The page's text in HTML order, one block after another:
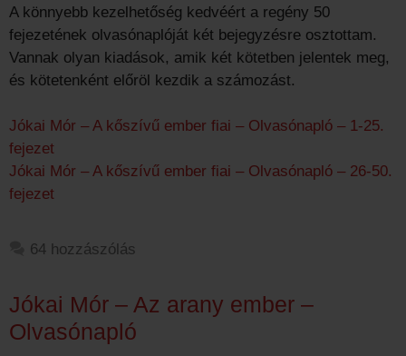
A könnyebb kezelhetőség kedvéért a regény 50
fejezetének olvasónaplóját két bejegyzésre osztottam.
Vannak olyan kiadások, amik két kötetben jelentek meg,
és kötetenként előröl kezdik a számozást.
Jókai Mór – A kőszívű ember fiai – Olvasónapló – 1-25.
fejezet
Jókai Mór – A kőszívű ember fiai – Olvasónapló – 26-50.
fejezet
64 hozzászólás
Jókai Mór – Az arany ember –
Olvasónapló